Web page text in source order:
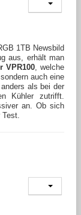
aus, erhält man
VPR100 , welche
auch eine
als bei der
Kühler zutrifft.
an. Ob sich